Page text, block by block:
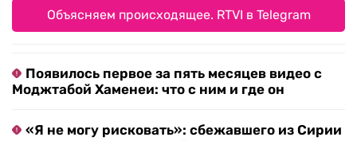
Объясняем происходящее. RTVI в Telegram
Появилось первое за пять месяцев видео с
Моджтабой Хаменеи: что с ним и где он
«Я не могу рисковать»: сбежавшего из Сирии